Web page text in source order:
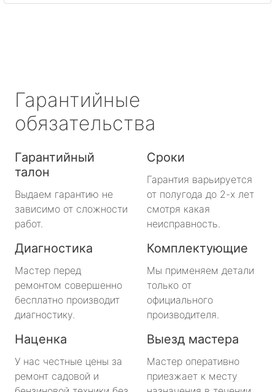
Гарантийные
обязательства
Гарантийный
талон
Выдаем гарантию не
зависимо от сложности
работ.
Сроки
Гарантия варьируется
от полугода до 2-х лет
смотря какая
неисправность.
Диагностика
Мастер перед
ремонтом совершенно
бесплатно производит
диагностику.
Комплектующие
Мы применяем детали
только от
официального
производителя.
Наценка
У нас честные цены за
ремонт садовой и
Выезд мастера
Мастер оперативно
приезжает к месту